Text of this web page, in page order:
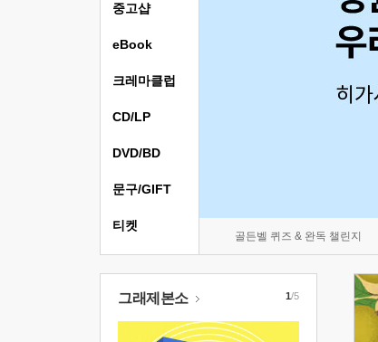
골든벨 퀴즈 & 완독 챌린지
중고샵
eBook
크레마클럽
CD/LP
DVD/BD
문구/GIFT
티켓
그래제본소 1/5